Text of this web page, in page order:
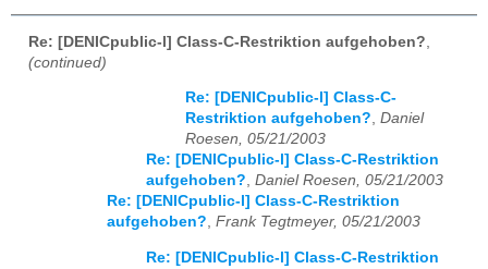
Re: [DENICpublic-l] Class-C-Restriktion aufgehoben?
(continued)
Re: [DENICpublic-l] Class-C-
Restriktion aufgehoben?, Daniel
Roesen, 05/21/2003
Re: [DENICpublic-l] Class-C-Restriktion
aufgehoben?, Daniel Roesen, 05/21/2003
Re: [DENICpublic-l] Class-C-Restriktion
aufgehoben?, Frank Tegtmeyer, 05/21/2003
Re: [DENICpublic-l] Class-C-Restriktion